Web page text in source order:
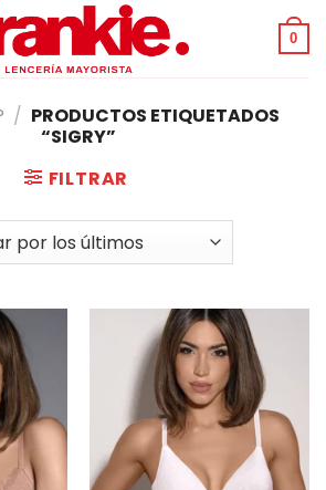
0
/ PRODUCTOS ETIQUETADOS
“SIGRY”
FILTRAR